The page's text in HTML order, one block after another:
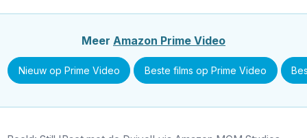
Meer Amazon Prime Video
Nieuw op Prime Video Beste films op Prime Video